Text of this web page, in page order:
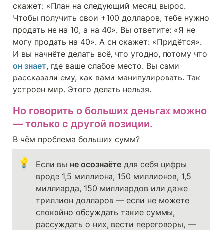
скажет: «План на следующий месяц вырос.
Чтобы получить свои +100 долларов, тебе нужно
продать не на 10, а на 40». Вы ответите: «Я не
могу продать на 40». А он скажет: «Придётся».
он знает, где ваше слабое место. Вы сами
рассказали ему, как вами манипулировать. Так
устроен мир. Этого делать нельзя.
Но говорить о больших деньгах можно
— только с другой позиции.
В чём проблема больших сумм?
💡 Если вы не осознаёте для себя цифры
вроде 1,5 миллиона, 150 миллионов, 1,5
миллиарда, 150 миллиардов или даже
триллион долларов — если не можете
спокойно обсуждать такие суммы,
рассуждать о них, вести переговоры, —